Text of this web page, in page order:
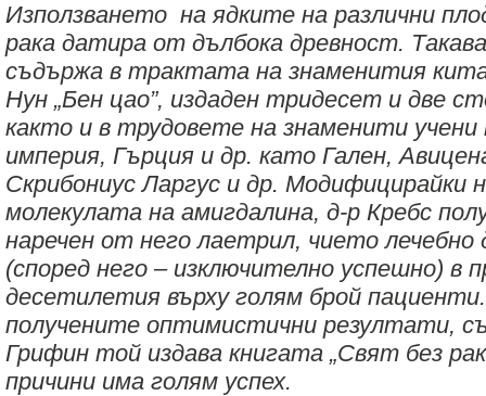
Използването на ядките на различни
рака датира от дълбока древност.
съдържа в трактата на знаменития
Нун „Бен цао”, издаден тридесет и две
както и в трудовете на знаменити
империя, Гърция и др. като Гален,
Скрибониус Ларгус и др. Модифицирайки
молекулата на амигдалина, д-р Кребс
наречен от него лаетрил, чието лечебно
(според него – изключително успешно) в
десетилетия върху голям брой
получените оптимистични резултати,
Грифин той издава книгата „Свят без
причини има голям успех.